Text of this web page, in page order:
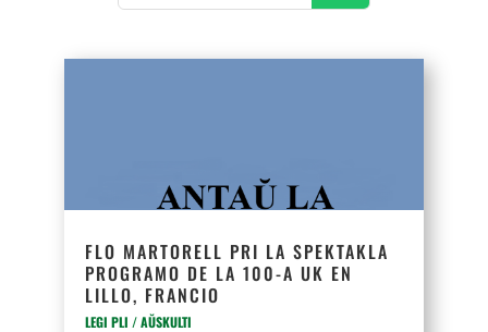
FLO MARTORELL PRI LA SPEKTAKLA
PROGRAMO DE LA 100-A UK EN
LILLO, FRANCIO
LEGI PLI / AŬSKULTI